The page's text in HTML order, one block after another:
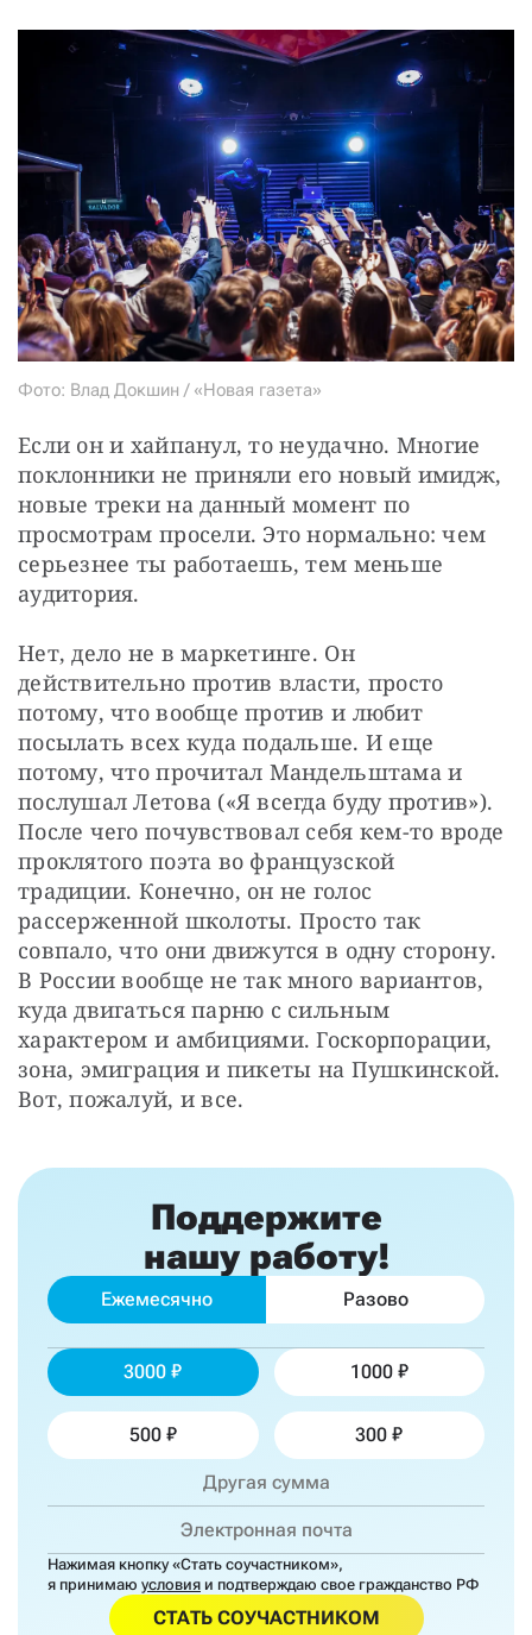
Фото: Влад Докшин / «Новая газета»
Если он и хайпанул, то неудачно. Многие
поклонники не приняли его новый имидж,
новые треки на данный момент по
просмотрам просели. Это нормально: чем
серьезнее ты работаешь, тем меньше
аудитория.
Нет, дело не в маркетинге. Он
действительно против власти, просто
потому, что вообще против и любит
посылать всех куда подальше. И еще
потому, что прочитал Мандельштама и
послушал Летова («Я всегда буду против»).
После чего почувствовал себя кем-то вроде
проклятого поэта во французской
традиции. Конечно, он не голос
рассерженной школоты. Просто так
совпало, что они движутся в одну сторону.
В России вообще не так много вариантов,
куда двигаться парню с сильным
характером и амбициями. Госкорпорации,
зона, эмиграция и пикеты на Пушкинской.
Вот, пожалуй, и все.
Поддержите
нашу работу!
Ежемесячно Разово
3000 1000
500 300
Нажимая кнопку «Стать соучастником»,
я принимаю условия и подтверждаю свое гражданство РФ
СТАТЬ СОУЧАСТНИКОМ